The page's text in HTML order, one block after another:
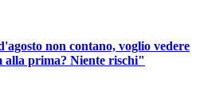
non contano, voglio vedere
alla prima? Niente rischi"